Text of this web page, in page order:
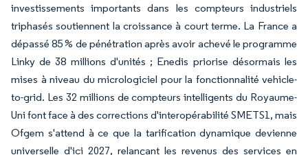
investissements importants dans les compteurs industriels
triphasés soutiennent la croissance à court terme. La France a
dépassé 85 % de pénétration après avoir achevé le programme
Linky de 38 millions d'unités ; Enedis priorise désormais les
mises à niveau du micrologiciel pour la fonctionnalité vehicle-
to-grid. Les 32 millions de compteurs intelligents du Royaume-
Uni font face à des corrections d'interopérabilité SMETS1, mais
Ofgem s'attend à ce que la tarification dynamique devienne
universelle d'ici 2027, relançant les revenus des services en